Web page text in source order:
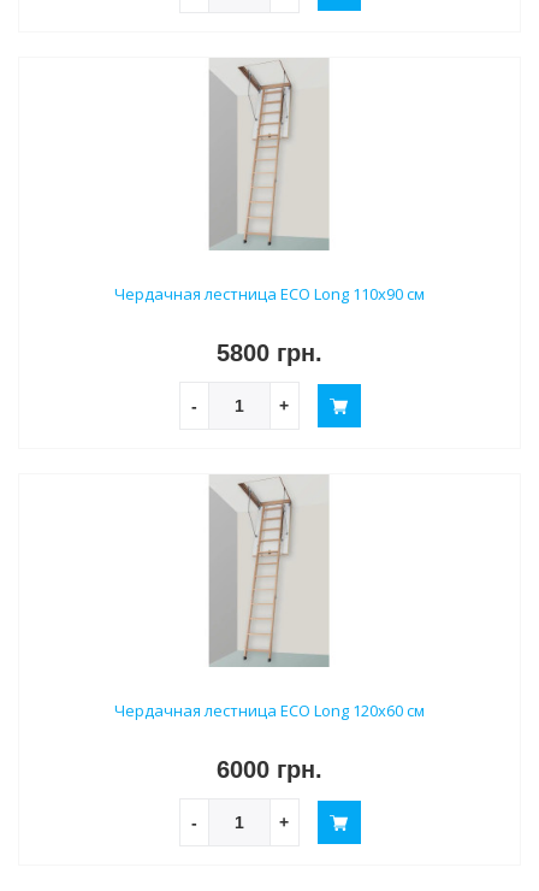
Чердачная лестница ECO Long 110х90 см
5800 грн.
- +
Чердачная лестница ECO Long 120х60 см
6000 грн.
- +